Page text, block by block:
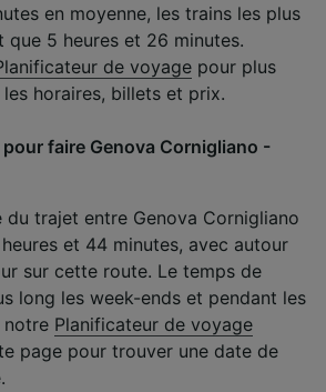
en moyenne, les trains les plus
que 5 heures et 26 minutes.
de voyage pour plus
horaires, billets et prix.
faire Genova Cornigliano -
du trajet entre Genova Cornigliano
et 44 minutes, avec autour
sur cette route. Le temps de
long les week-ends et pendant les
notre Planificateur de voyage
page pour trouver une date de